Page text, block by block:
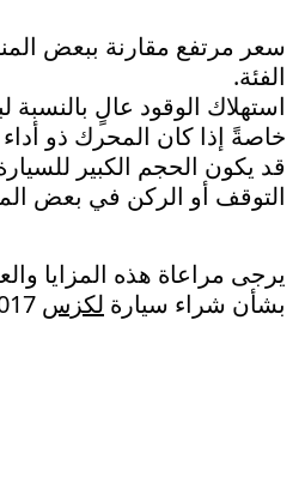
سعر مرتفع مقارنة ببعض
الفئة.
استهلاك الوقود عالٍ بالنسبة
خاصةً إذا كان المحرك ذو
قد يكون الحجم الكبير
التوقف أو الركن في بعض
يرجى مراعاة هذه المزايا
بشأن شراء سيارة لكزس